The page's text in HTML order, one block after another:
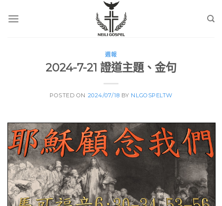
週報
2024-7-21 證道主題、金句
POSTED ON 2024/07/18 BY NLGOSPELTW